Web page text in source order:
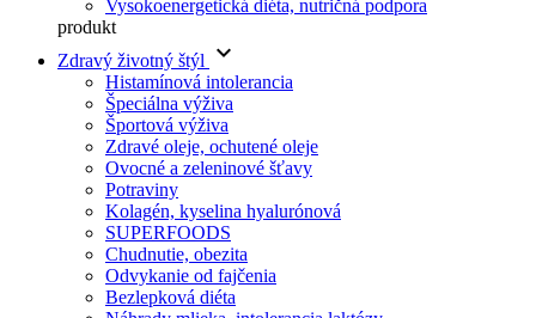
Vysokoenergetická diéta, nutričná podpora
produkt
Zdravý životný štýl
keyboard_arrow_down
Histamínová intolerancia
Špeciálna výživa
Športová výživa
Zdravé oleje, ochutené oleje
Ovocné a zeleninové šťavy
Potraviny
Kolagén, kyselina hyalurónová
SUPERFOODS
Chudnutie, obezita
Odvykanie od fajčenia
Bezlepková diéta